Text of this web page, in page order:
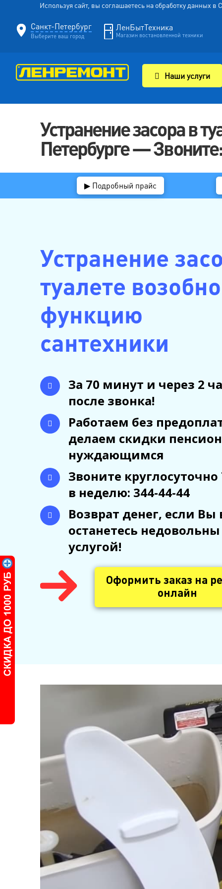
Используя сайт, вы соглашаетесь на обработку данных
Санкт-Петербург
Выберите ваш город
ЛенБытТехника
Магазин востановленной техники
Наши услуги
Устранение засора в
Петербурге —
▶ Подробный прайс
Устранение
туалете
функцию
сантехники
За 70 минут и через 2
после звонка!
Работаем без
делаем скидки
нуждающимся
Звоните
в неделю: 344-44-44
Возврат денег, если Вы
останетесь недовольны
услугой!
Оформить заказ на
онлайн